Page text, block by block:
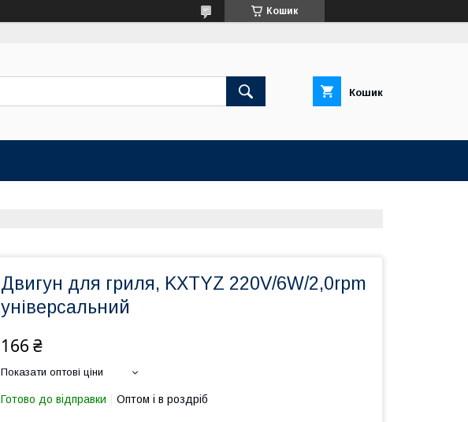
Кошик
Кошик
Двигун для гриля, KXTYZ 220V/6W/2,0rpm
універсальний
166 ₴
Показати оптові ціни
Готово до відправки Оптом і в роздріб